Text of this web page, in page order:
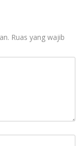
Ruas yang wajib